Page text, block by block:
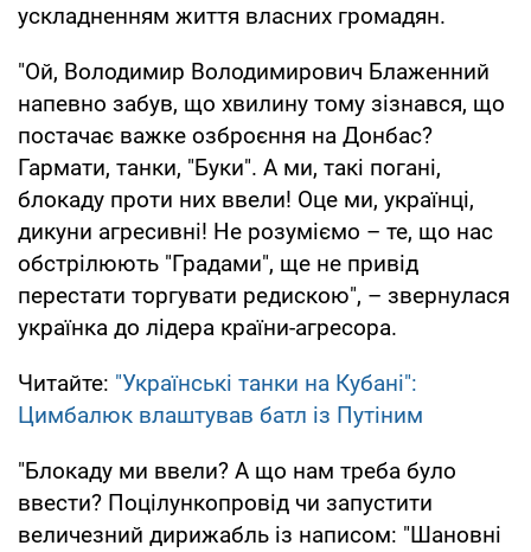
ускладненням життя власних громадян.
"Ой, Володимир Володимирович Блаженний
напевно забув, що хвилину тому зізнався, що
постачає важке озброєння на Донбас?
Гармати, танки, "Буки". А ми, такі погані,
блокаду проти них ввели! Оце ми, українці,
дикуни агресивні! Не розуміємо – те, що нас
обстрілюють "Градами", ще не привід
перестати торгувати редискою", – звернулася
українка до лідера країни-агресора.
Читайте: "Українські танки на Кубані":
Цимбалюк влаштував батл із Путіним
"Блокаду ми ввели? А що нам треба було
ввести? Поцілункопровід чи запустити
величезний дирижабль із написом: "Шановні